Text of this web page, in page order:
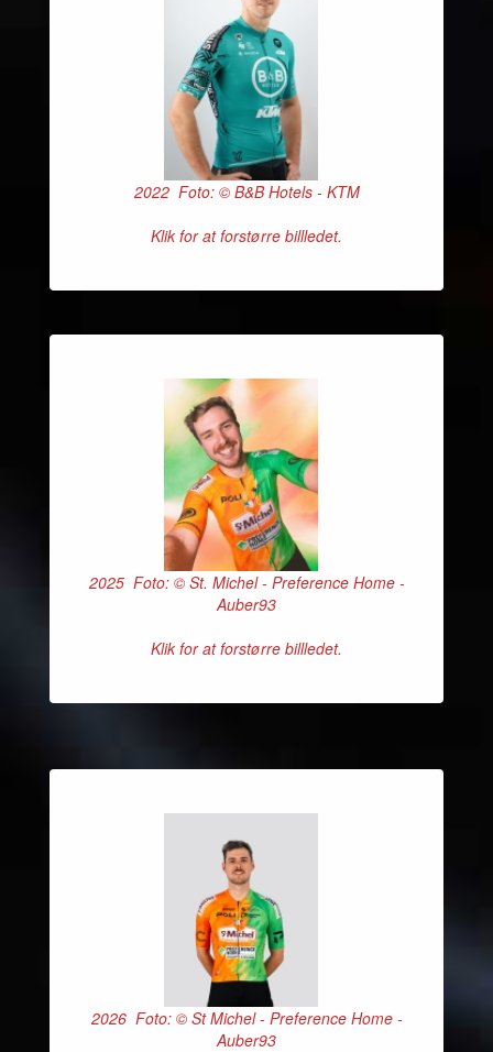
2022 Foto: © B&B Hotels - KTM
Klik for at forstørre billledet.
2025 Foto: © St. Michel - Preference Home -
Auber93
Klik for at forstørre billledet.
2026 Foto: © St Michel - Preference Home -
Auber93